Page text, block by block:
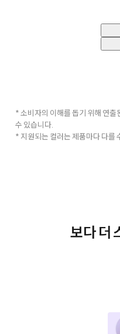
* 소비자의 이해를 돕기 위해 연출
수 있습니다.
* 지원되는 컬러는 제품마다 다를
보다 더